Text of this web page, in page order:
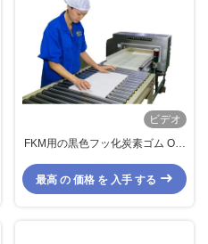
ビデオ
FKM用の黒色フッ化炭素ゴム Oリ
最高 の 価格 を 入手 する